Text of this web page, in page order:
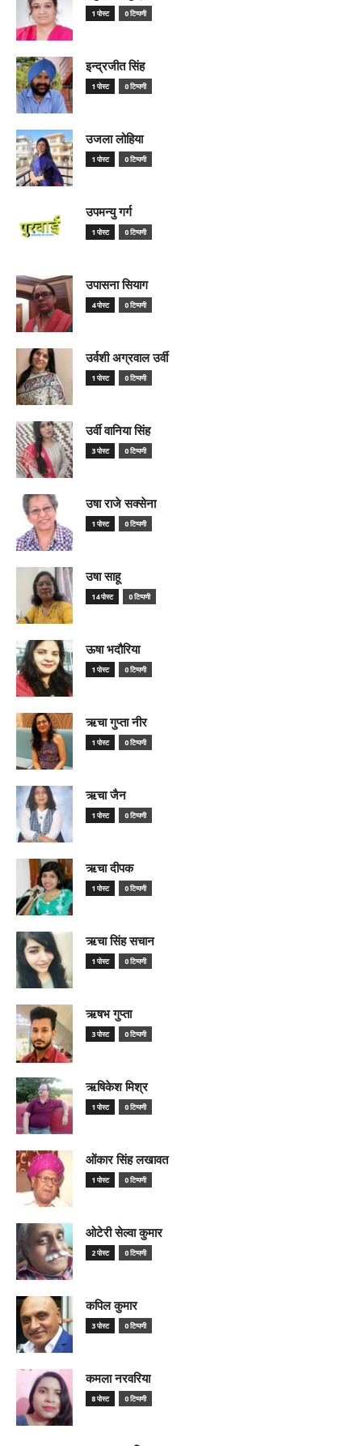
1 पोस्ट 0 टिप्पणी
इन्द्रजीत सिंह
1 पोस्ट 0 टिप्पणी
उजला लोहिया
1 पोस्ट 0 टिप्पणी
उपमन्यु गर्ग
1 पोस्ट 0 टिप्पणी
उपासना सियाग
4 पोस्ट 0 टिप्पणी
उर्वशी अग्रवाल उर्वी
1 पोस्ट 0 टिप्पणी
उर्वी वानिया सिंह
3 पोस्ट 0 टिप्पणी
उषा राजे सक्सेना
1 पोस्ट 0 टिप्पणी
उषा साहू
14 पोस्ट 0 टिप्पणी
ऊषा भदौरिया
1 पोस्ट 0 टिप्पणी
ऋचा गुप्ता नीर
1 पोस्ट 0 टिप्पणी
ऋचा जैन
1 पोस्ट 0 टिप्पणी
ऋचा दीपक
1 पोस्ट 0 टिप्पणी
ऋचा सिंह सचान
1 पोस्ट 0 टिप्पणी
ऋषभ गुप्ता
3 पोस्ट 0 टिप्पणी
ऋषिकेश मिश्र
1 पोस्ट 0 टिप्पणी
ओंकार सिंह लखावत
1 पोस्ट 0 टिप्पणी
ओटेरी सेल्वा कुमार
2 पोस्ट 0 टिप्पणी
कपिल कुमार
3 पोस्ट 0 टिप्पणी
कमला नरवरिया
8 पोस्ट 0 टिप्पणी